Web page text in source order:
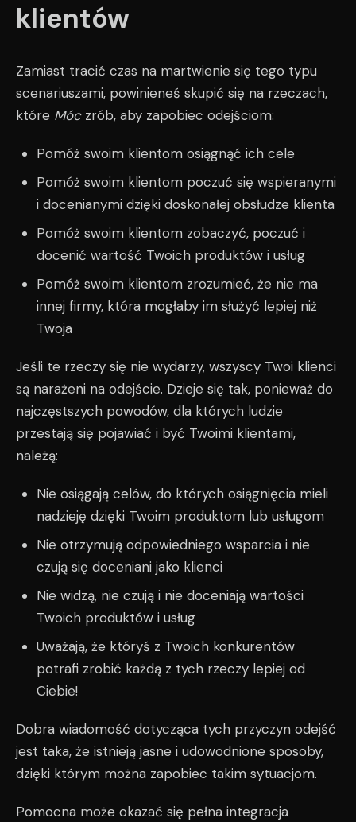
klientów
Zamiast tracić czas na martwienie się tego typu
scenariuszami, powinieneś skupić się na rzeczach,
które Móczrób, aby zapobiec odejściom:
Pomóż swoim klientom osiągnąć ich cele
Pomóż swoim klientom poczuć się wspieranymi
i docenianymi dzięki doskonałej obsłudze klienta
Pomóż swoim klientom zobaczyć, poczuć i
docenić wartość Twoich produktów i usług
Pomóż swoim klientom zrozumieć, że nie ma
innej firmy, która mogłaby im służyć lepiej niż
Twoja
Jeśli te rzeczy się nie wydarzy, wszyscy Twoi klienci
są narażeni na odejście. Dzieje się tak, ponieważ do
najczęstszych powodów, dla których ludzie
przestają się pojawiać i być Twoimi klientami,
należą:
Nie osiągają celów, do których osiągnięcia mieli
nadzieję dzięki Twoim produktom lub usługom
Nie otrzymują odpowiedniego wsparcia i nie
czują się doceniani jako klienci
Nie widzą, nie czują i nie doceniają wartości
Twoich produktów i usług
Uważają, że któryś z Twoich konkurentów
potrafi zrobić każdą z tych rzeczy lepiej od
Ciebie!
Dobra wiadomość dotycząca tych przyczyn odejść
jest taka, że istnieją jasne i udowodnione sposoby,
dzięki którym można zapobiec takim sytuacjom.
Pomocna może okazać się pełna integracja